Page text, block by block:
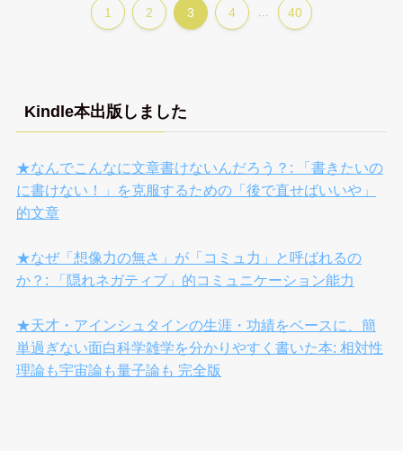
1 2 3 4 40
Kindle本出版しました
★なんでこんなに文章書けないんだろう？: 「書きたいの
に書けない！」を克服するための「後で直せばいいや」
的文章
★なぜ「想像力の無さ」が「コミュ力」と呼ばれるの
か？: 「隠れネガティブ」的コミュニケーション能力
★天才・アインシュタインの生涯・功績をベースに、簡
単過ぎない面白科学雑学を分かりやすく書いた本: 相対性
理論も宇宙論も量子論も 完全版